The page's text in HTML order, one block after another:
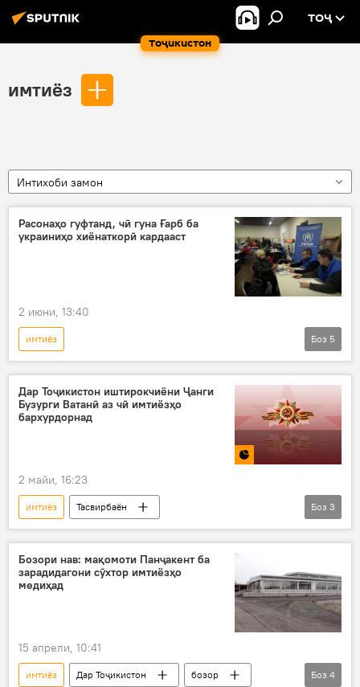
Тоҷикистон
ТОҶ
имтиёз
Интихоби замон
Расонаҳо гуфтанд, чӣ гуна Ғарб ба
украиниҳо хиёнаткорӣ кардааст
2 июни, 13:40
имтиёз
Амалиёти вижаи Русия барои ҳимояи Донбасс: охирин хабарҳо
Украина
Иттиҳоди Аврупо
Лаҳистон
даъвати ҳарбӣ
Боз 5
Дар Тоҷикистон иштирокчиёни Ҷанги
Бузурги Ватанӣ аз чӣ имтиёзҳо
бархурдорнад
2 майи, 16:23
имтиёз
Тасвирбаён
81-солгарди Ғалаба дар Ҷанги Бузурги Ватанӣ
куҳансарбоз
Иҷтимоъ
Боз 3
Бозори нав: мақомоти Панҷакент ба
зарадидагони сӯхтор имтиёзҳо
медиҳад
15 апрели, 10:41
имтиёз Дар Тоҷикистон
бозор
Боз 4